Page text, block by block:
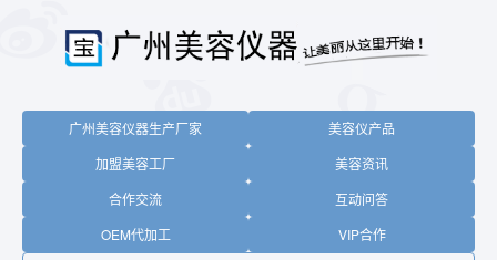
广州美容仪器生产厂家
美容仪产品
加盟美容工厂
美容资讯
合作交流
互动问答
OEM代加工
VIP合作